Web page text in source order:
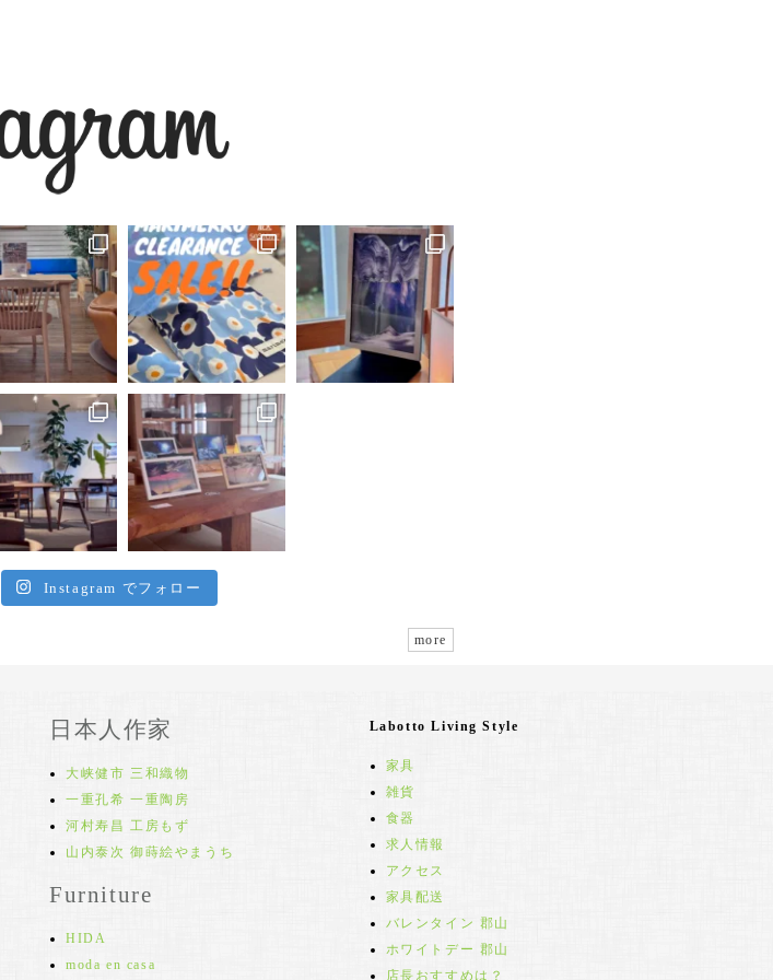
Instagram でフォロー
more
日本人作家
大峡健市 三和織物
一重孔希 一重陶房
河村寿昌 工房もず
山内泰次 御蒔絵やまうち
Furniture
HIDA
moda en casa
Labotto Living Style
家具
雑貨
食器
求人情報
アクセス
家具配送
バレンタイン 郡山
ホワイトデー 郡山
店長おすすめは？